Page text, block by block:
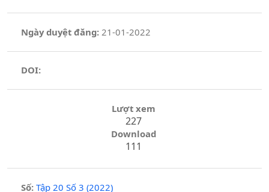
Ngày duyệt đăng:21-01-2022
DOI:
Lượt xem
227
Download
111
Số: Tập 20 Số 3 (2022)